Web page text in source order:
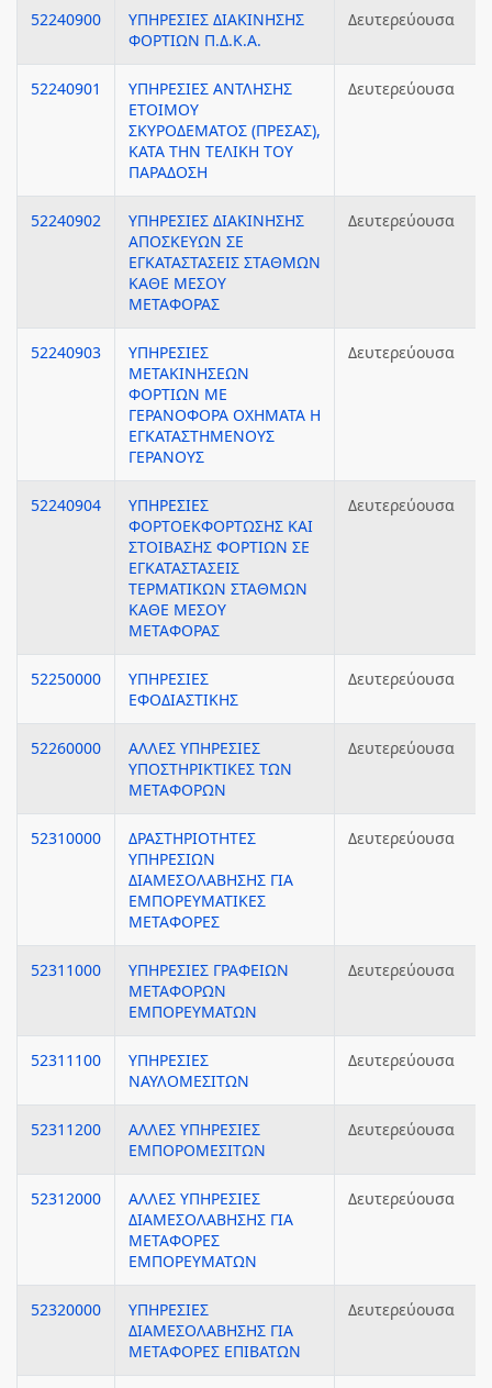
52240900
ΥΠΗΡΕΣΙΕΣ ΔΙΑΚΙΝΗΣΗΣ
ΦΟΡΤΙΩΝ Π.Δ.Κ.Α.
Δευτερεύουσα
52240901
ΥΠΗΡΕΣΙΕΣ ΑΝΤΛΗΣΗΣ
ΕΤΟΙΜΟΥ
ΣΚΥΡΟΔΕΜΑΤΟΣ (ΠΡΕΣΑΣ),
ΚΑΤΑ ΤΗΝ ΤΕΛΙΚΗ ΤΟΥ
ΠΑΡΑΔΟΣΗ
Δευτερεύουσα
52240902
ΥΠΗΡΕΣΙΕΣ ΔΙΑΚΙΝΗΣΗΣ
ΑΠΟΣΚΕΥΩΝ ΣΕ
ΕΓΚΑΤΑΣΤΑΣΕΙΣ ΣΤΑΘΜΩΝ
ΚΑΘΕ ΜΕΣΟΥ
ΜΕΤΑΦΟΡΑΣ
Δευτερεύουσα
52240903
ΥΠΗΡΕΣΙΕΣ
ΜΕΤΑΚΙΝΗΣΕΩΝ
ΦΟΡΤΙΩΝ ΜΕ
ΓΕΡΑΝΟΦΟΡΑ ΟΧΗΜΑΤΑ Η
ΕΓΚΑΤΑΣΤΗΜΕΝΟΥΣ
ΓΕΡΑΝΟΥΣ
Δευτερεύουσα
52240904
ΥΠΗΡΕΣΙΕΣ
ΦΟΡΤΟΕΚΦΟΡΤΩΣΗΣ ΚΑΙ
ΣΤΟΙΒΑΣΗΣ ΦΟΡΤΙΩΝ ΣΕ
ΕΓΚΑΤΑΣΤΑΣΕΙΣ
ΤΕΡΜΑΤΙΚΩΝ ΣΤΑΘΜΩΝ
ΚΑΘΕ ΜΕΣΟΥ
ΜΕΤΑΦΟΡΑΣ
Δευτερεύουσα
52250000
ΥΠΗΡΕΣΙΕΣ
ΕΦΟΔΙΑΣΤΙΚΗΣ
Δευτερεύουσα
52260000
ΑΛΛΕΣ ΥΠΗΡΕΣΙΕΣ
ΥΠΟΣΤΗΡΙΚΤΙΚΕΣ ΤΩΝ
ΜΕΤΑΦΟΡΩΝ
Δευτερεύουσα
52310000
ΔΡΑΣΤΗΡΙΟΤΗΤΕΣ
ΥΠΗΡΕΣΙΩΝ
ΔΙΑΜΕΣΟΛΑΒΗΣΗΣ ΓΙΑ
ΕΜΠΟΡΕΥΜΑΤΙΚΕΣ
ΜΕΤΑΦΟΡΕΣ
Δευτερεύουσα
52311000
ΥΠΗΡΕΣΙΕΣ ΓΡΑΦΕΙΩΝ
ΜΕΤΑΦΟΡΩΝ
ΕΜΠΟΡΕΥΜΑΤΩΝ
Δευτερεύουσα
52311100
ΥΠΗΡΕΣΙΕΣ
ΝΑΥΛΟΜΕΣΙΤΩΝ
Δευτερεύουσα
52311200
ΑΛΛΕΣ ΥΠΗΡΕΣΙΕΣ
ΕΜΠΟΡΟΜΕΣΙΤΩΝ
Δευτερεύουσα
52312000
ΑΛΛΕΣ ΥΠΗΡΕΣΙΕΣ
ΔΙΑΜΕΣΟΛΑΒΗΣΗΣ ΓΙΑ
ΜΕΤΑΦΟΡΕΣ
ΕΜΠΟΡΕΥΜΑΤΩΝ
Δευτερεύουσα
52320000
ΥΠΗΡΕΣΙΕΣ
ΔΙΑΜΕΣΟΛΑΒΗΣΗΣ ΓΙΑ
ΜΕΤΑΦΟΡΕΣ ΕΠΙΒΑΤΩΝ
Δευτερεύουσα